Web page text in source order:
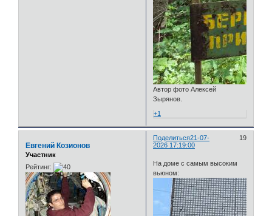
Автор фото Алексей
Зырянов.
+1
Поделиться 19
21-07-
2026 17:19:00
Евгений Козионов
Участник
Рейтинг:
На доме с самым высоким
вьюном: